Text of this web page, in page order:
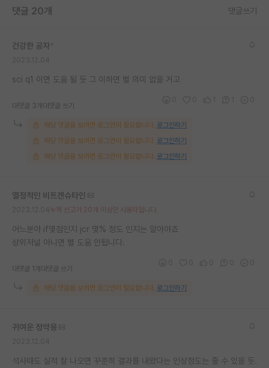
유학교육
재팬라운지 🌸
댓글 20개 댓글쓰기
건강한 공자
sci q1 이면 도움 될 듯 그 이하면 별 의미 없을 거고
대댓글 3개 대댓글 쓰기
해당 댓글을 보려면 로그인이 필요합니다. 로그인하기
해당 댓글을 보려면 로그인이 필요합니다. 로그인하기
해당 댓글을 보려면 로그인이 필요합니다. 로그인하기
열정적인 비트겐슈타인
누적 신고가 20개 이상인 사용자입니다.
어느분야 if몇점인지 jcr 몇% 정도 인지는 알아야죠
상위저널 아니면 별 도움 안됩니다.
대댓글 1개 대댓글 쓰기
해당 댓글을 보려면 로그인이 필요합니다. 로그인하기
귀여운 정약용
석사때도 실적 잘 나오면 꾸준히 결과를 내왔다는 인상정도는 줄 수 있을 듯.